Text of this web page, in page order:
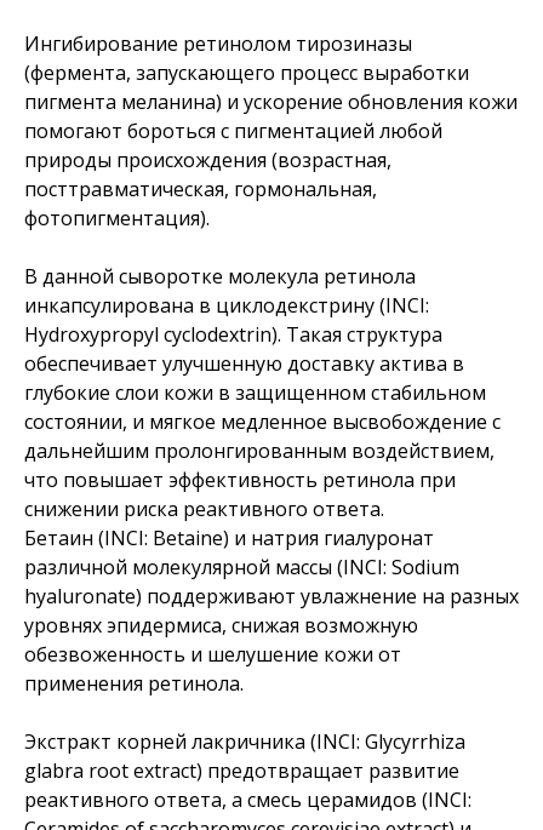
Ингибирование ретинолом тирозиназы
(фермента, запускающего процесс выработки
пигмента меланина) и ускорение обновления кожи
помогают бороться с пигментацией любой
природы происхождения (возрастная,
посттравматическая, гормональная,
фотопигментация).
В данной сыворотке молекула ретинола
инкапсулирована в циклодекстрину (INCI:
Hydroxypropyl cyclodextrin). Такая структура
обеспечивает улучшенную доставку актива в
глубокие слои кожи в защищенном стабильном
состоянии, и мягкое медленное высвобождение с
дальнейшим пролонгированным воздействием,
что повышает эффективность ретинола при
снижении риска реактивного ответа.
Бетаин (INCI: Betaine) и натрия гиалуронат
различной молекулярной массы (INCI: Sodium
hyaluronate) поддерживают увлажнение на разных
уровнях эпидермиса, снижая возможную
обезвоженность и шелушение кожи от
применения ретинола.
Экстракт корней лакричника (INCI: Glycyrrhiza
glabra root extract) предотвращает развитие
реактивного ответа, а смесь церамидов (INCI: